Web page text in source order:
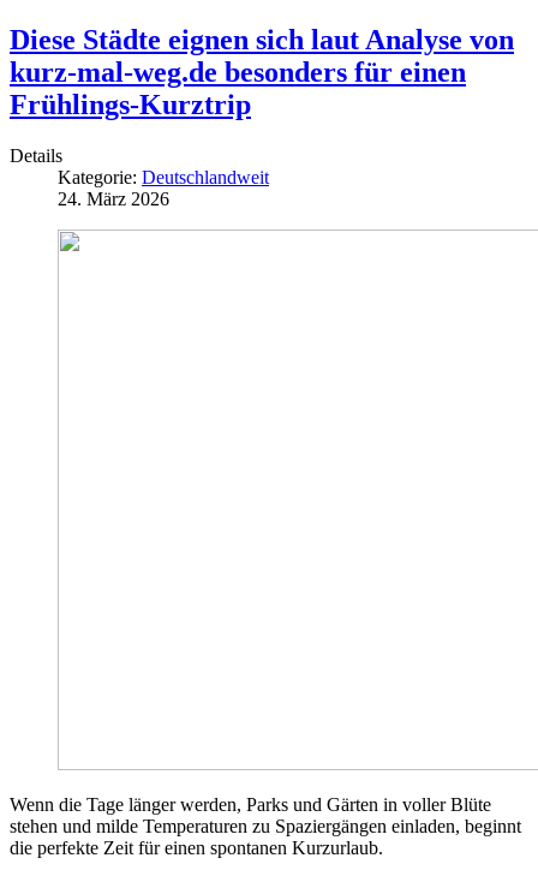
Diese Städte eignen sich laut Analyse von
kurz-mal-weg.de besonders für einen
Frühlings-Kurztrip
Details
Kategorie: Deutschlandweit
24. März 2026
Wenn die Tage länger werden, Parks und Gärten in voller Blüte
stehen und milde Temperaturen zu Spaziergängen einladen, beginnt
die perfekte Zeit für einen spontanen Kurzurlaub.